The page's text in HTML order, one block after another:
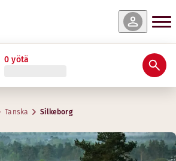
0 yötä
Tanska Silkeborg